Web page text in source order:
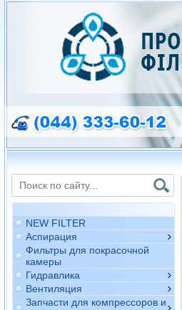
NEW FILTER
Аспирация
Фильтры для покрасочной
камеры
Гидравлика
Вентиляция
Запчасти для компрессоров и